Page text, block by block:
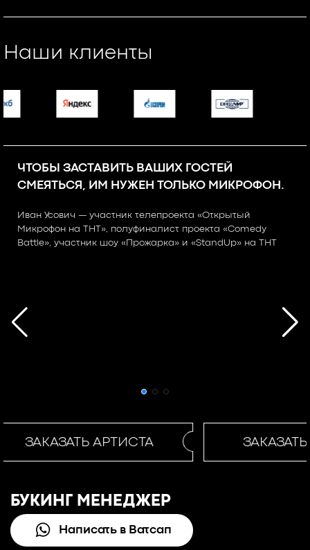
Наши клиенты
ЧТОБЫ ЗАСТАВИТЬ ВАШИХ ГОСТЕЙ
СМЕЯТЬСЯ, ИМ НУЖЕН ТОЛЬКО МИКРОФОН.
Иван Усович — участник телепроекта «Открытый
Микрофон на ТНТ», полуфиналист проекта «Comedy
Battle», участник шоу «Прожарка» и «StandUp» на ТНТ
ЗАКАЗАТЬ АРТИСТА
БУКИНГ МЕНЕДЖЕР
Написать в Ватсап